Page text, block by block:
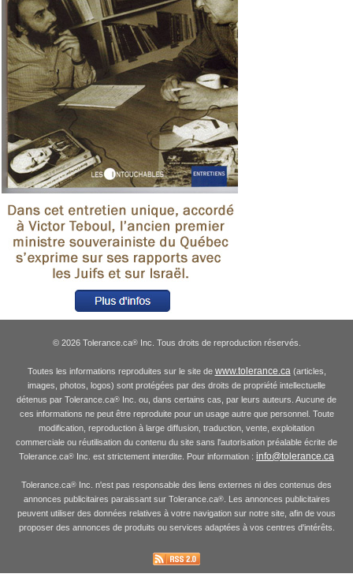
© 2026 Tolerance.ca®Inc. Tous droits de reproduction réservés.
Toutes les informations reproduites sur le site de www.tolerance.ca(articles,
images, photos, logos) sont protégées par des droits de propriété intellectuelle
détenus par Tolerance.ca® Inc. ou, dans certains cas, par leurs auteurs. Aucune de
ces informations ne peut être reproduite pour un usage autre que personnel. Toute
modification, reproduction à large diffusion, traduction, vente, exploitation
commerciale ou réutilisation du contenu du site sans l'autorisation préalable écrite de
Tolerance.ca® Inc. est strictement interdite. Pour information : info@tolerance.ca
Tolerance.ca® Inc. n'est pas responsable des liens externes ni des contenus des
annonces publicitaires paraissant sur Tolerance.ca®. Les annonces publicitaires
peuvent utiliser des données relatives à votre navigation sur notre site, afin de vous
proposer des annonces de produits ou services adaptées à vos centres d'intérêts.